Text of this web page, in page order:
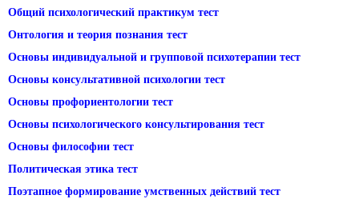
Общий психологический практикум тест
Онтология и теория познания тест
Основы индивидуальной и групповой психотерапии тест
Основы консультативной психологии тест
Основы профориентологии тест
Основы психологического консультирования тест
Основы философии тест
Политическая этика тест
Поэтапное формирование умственных действий тест